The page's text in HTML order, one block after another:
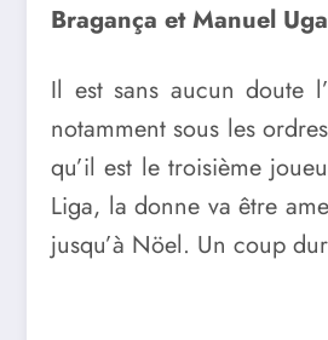
Bragança et Manuel
Il est sans aucun doute
notamment sous les
qu’il est le troisième
Liga, la donne va être
jusqu’à Nöel. Un coup